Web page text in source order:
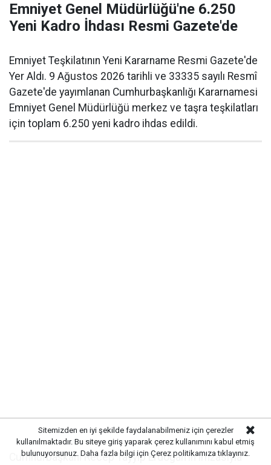
Emniyet Genel Müdürlüğü'ne 6.250
Yeni Kadro İhdası Resmi Gazete'de
Emniyet Teşkilatının Yeni Kararname Resmi Gazete'de
Yer Aldı. 9 Ağustos 2026 tarihli ve 33335 sayılı Resmî
Gazete'de yayımlanan Cumhurbaşkanlığı Kararnamesi
Emniyet Genel Müdürlüğü merkez ve taşra teşkilatları
için toplam 6.250 yeni kadro ihdas edildi.
Cumhurbaşkanı Recep Tayyip Erdoğan'ın imzasıyla
Sitemizden en iyi şekilde faydalanabilmeniz için çerezler
kullanılmaktadır. Bu siteye giriş yaparak çerez kullanımını kabul etmiş
bulunuyorsunuz. Daha fazla bilgi için Çerez politikamıza tıklayınız.